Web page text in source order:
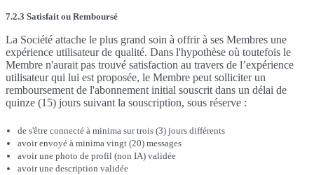
7.2.3 Satisfait ou Remboursé
La Société attache le plus grand soin à offrir à ses Membres une
expérience utilisateur de qualité. Dans l'hypothèse où toutefois le
Membre n'aurait pas trouvé satisfaction au travers de l’expérience
utilisateur qui lui est proposée, le Membre peut solliciter un
remboursement de l'abonnement initial souscrit dans un délai de
quinze (15) jours suivant la souscription, sous réserve :
de s'être connecté à minima sur trois (3) jours différents
avoir envoyé à minima vingt (20) messages
avoir une photo de profil (non IA) validée
avoir une description validée